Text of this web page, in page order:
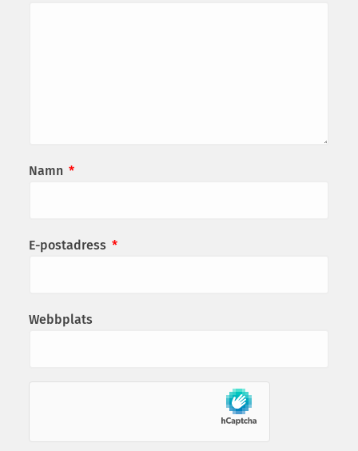
Namn *
E-postadress *
Webbplats